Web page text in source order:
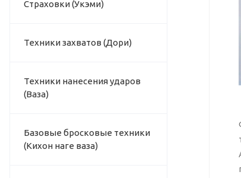
Страховки (Укэми)
Техники захватов (Дори)
Техники нанесения ударов
(Ваза)
Базовые бросковые техники
(Кихон наге ваза)